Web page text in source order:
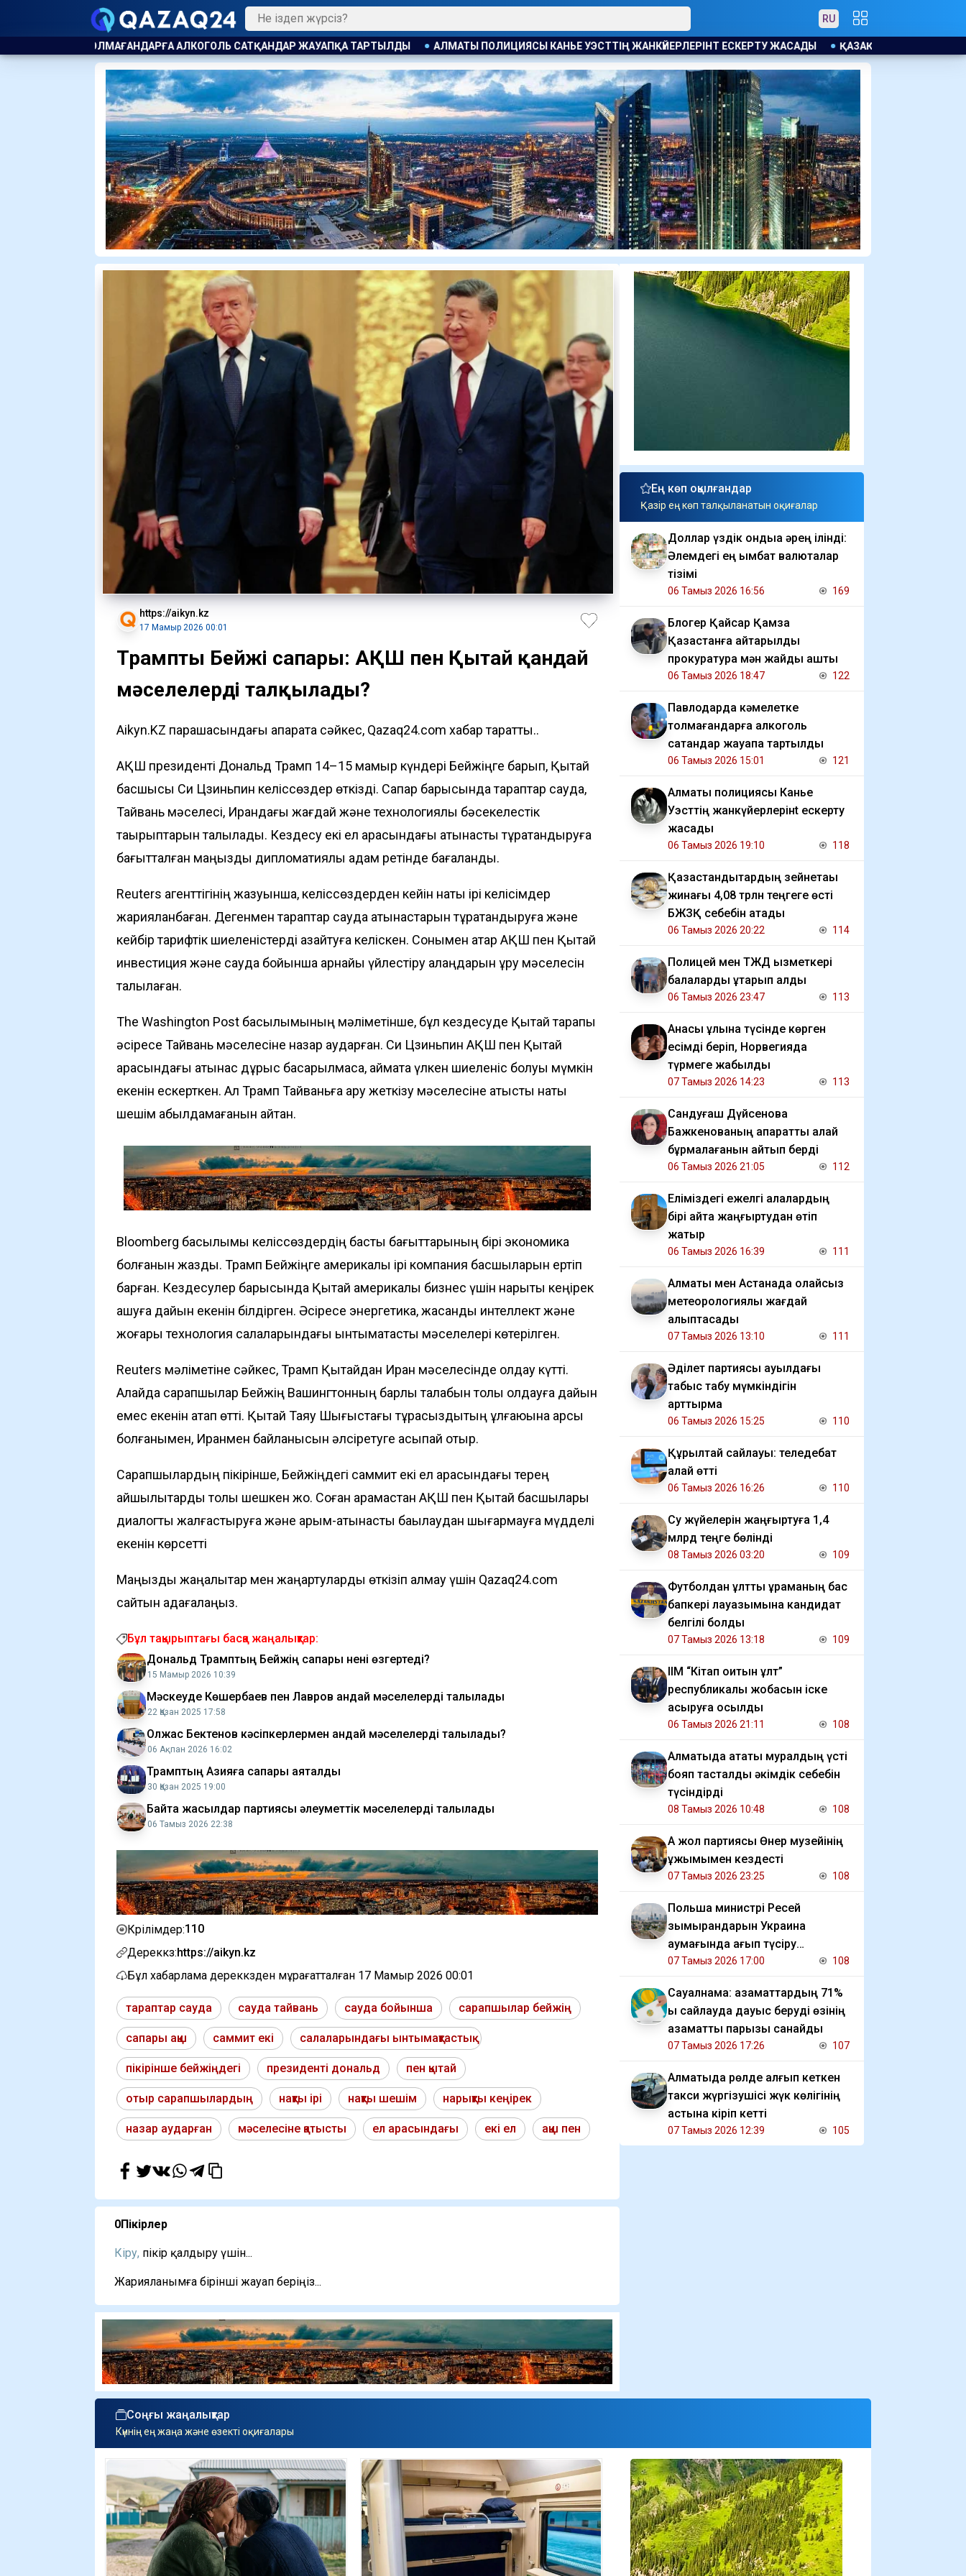
RU
САТҚАНДАР ЖАУАПҚА ТАРТЫЛДЫ АЛМАТЫ ПОЛИЦИЯСЫ КАНЬЕ УЭСТТІҢ ЖАНКҮЙЕРЛЕРІНT ЕСКЕРТУ ЖАСАДЫ ҚАЗАҚСТАНДЫҚТАРДЫҢ ЗЕЙНЕТАҚЫ ЖИНАҒЫ 4,08 ТРЛН
https://aikyn.kz
17 Мамыр 2026 00:01
Трамптың Бейжің сапары: АҚШ пен Қытай қандай
мәселелерді талқылады?
Aikyn.KZ парақшасындағы ақпаратқа сәйкес, Qazaq24.com хабар таратты..
АҚШ президенті Дональд Трамп 14–15 мамыр күндері Бейжіңге барып, Қытай
басшысы Си Цзиньпин келіссөздер өткізді. Сапар барысында тараптар сауда,
Тайвань мәселесі, Ирандағы жағдай және технологиялық бәсекелестік
тақырыптарын талқылады. Кездесу екі ел арасындағы қатынасты тұрақтандыруға
бағытталған маңызды дипломатиялық қадам ретінде бағаланды.
Reuters агенттігінің жазуынша, келіссөздерден кейін нақты ірі келісімдер
жарияланбаған. Дегенмен тараптар сауда қатынастарын тұрақтандыруға және
кейбір тарифтік шиеленістерді азайтуға келіскен. Сонымен қатар АҚШ пен Қытай
инвестиция және сауда бойынша арнайы үйлестіру алаңдарын құру мәселесін
талқылаған.
The Washington Post басылымының мәліметінше, бұл кездесуде Қытай тарапы
әсіресе Тайвань мәселесіне назар аударған. Си Цзиньпин АҚШ пен Қытай
арасындағы қатынас дұрыс басқарылмаса, аймақта үлкен шиеленіс болуы мүмкін
екенін ескерткен. Ал Трамп Тайваньға қару жеткізу мәселесіне қатысты нақты
шешім қабылдамағанын айтқан.
Bloomberg басылымы келіссөздердің басты бағыттарының бірі экономика
болғанын жазды. Трамп Бейжіңге америкалық ірі компания басшыларын ертіп
барған. Кездесулер барысында Қытай америкалық бизнес үшін нарықты кеңірек
ашуға дайын екенін білдірген. Әсіресе энергетика, жасанды интеллект және
жоғары технология салаларындағы ынтымақтастық мәселелері көтерілген.
Reuters мәліметіне сәйкес, Трамп Қытайдан Иран мәселесінде қолдау күтті.
Алайда сарапшылар Бейжің Вашингтонның барлық талабын толық қолдауға дайын
емес екенін атап өтті. Қытай Таяу Шығыстағы тұрақсыздықтың ұлғаюына қарсы
болғанымен, Иранмен байланысын әлсіретуге асықпай отыр.
Сарапшылардың пікірінше, Бейжіңдегі саммит екі ел арасындағы терең
қайшылықтарды толық шешкен жоқ. Соған қарамастан АҚШ пен Қытай басшылары
диалогты жалғастыруға және қарым-қатынасты бақылаудан шығармауға мүдделі
екенін көрсетті
Маңызды жаңалықтар мен жаңартуларды өткізіп алмау үшін Qazaq24.com
сайтын қадағалаңыз.
Бұл тақырыптағы басқа жаңалықтар:
Дональд Трамптың Бейжің ­сапары нені өзгертеді?
15 Мамыр 2026 10:39
Мәскеуде Көшербаев пен Лавров қандай мәселелерді талқылады
22 Қазан 2025 17:58
Олжас Бектенов кәсіпкерлермен қандай мәселелерді талқылады?
06 Ақпан 2026 16:02
Трамптың Азияға сапары аяқталды
30 Қазан 2025 19:00
Байтақ жасылдар партиясы әлеуметтік мәселелерді талқылады
06 Тамыз 2026 22:38
Көрілімдер:110
Дереккөз:https://aikyn.kz
Бұл хабарлама дереккөзден мұрағатталған 17 Мамыр 2026 00:01
тараптар сауда сауда тайвань сауда бойынша сарапшылар бейжің
сапары ақш саммит екі салаларындағы ынтымақтастық
пікірінше бейжіңдегі президенті дональд пен қытай
отыр сарапшылардың нақты ірі нақты шешім нарықты кеңірек
назар аударған мәселесіне қатысты ел арасындағы екі ел ақш пен
0Пікірлер
Кіру, пікір қалдыру үшін...
Жарияланымға бірінші жауап беріңіз...
Ең көп оқылғандар
Қазір ең көп талқыланатын оқиғалар
Доллар үздік ондыққа әрең ілінді:
Әлемдегі ең қымбат валюталар
тізімі
06 Тамыз 2026 16:56 169
Блогер Қайсар Қамза
Қазақстанға қайтарылды
прокуратура мән жайды ашты
06 Тамыз 2026 18:47 122
Павлодарда кәмелетке
толмағандарға алкоголь
сатқандар жауапқа тартылды
06 Тамыз 2026 15:01 121
Алматы полициясы Канье
Уэсттің жанкүйерлерінt ескерту
жасады
06 Тамыз 2026 19:10 118
Қазақстандықтардың зейнетақы
жинағы 4,08 трлн теңгеге өсті
БЖЗҚ себебін атады
06 Тамыз 2026 20:22 114
Полицей мен ТЖД қызметкері
балаларды құтқарып қалды
06 Тамыз 2026 23:47 113
Анасы ұлына түсінде көрген
есімді беріп, Норвегияда
түрмеге жабылды
07 Тамыз 2026 14:23 113
Сандуғаш Дүйсенова
Бажкенованың ақпаратты қалай
бұрмалағанын айтып берді
06 Тамыз 2026 21:05 112
Еліміздегі ежелгі қалалардың
бірі қайта жаңғыртудан өтіп
жатыр
06 Тамыз 2026 16:39 111
Алматы мен Астанада қолайсыз
метеорологиялық жағдай
қалыптасады
07 Тамыз 2026 13:10 111
Әділет партиясы ауылдағы
табыс табу мүмкіндігін
арттырмақ
06 Тамыз 2026 15:25 110
Құрылтай сайлауы: теледебат
қалай өтті
06 Тамыз 2026 16:26 110
Су жүйелерін жаңғыртуға 1,4
млрд теңге бөлінді
08 Тамыз 2026 03:20 109
Футболдан ұлттық құраманың бас
бапкері лауазымына кандидат
белгілі болды
07 Тамыз 2026 13:18 109
ІІМ “Кітап оқитын ұлт”
республикалық жобасын іске
асыруға қосылды
06 Тамыз 2026 21:11 108
Алматыда атақты муралдың үсті
бояп тасталды әкімдік себебін
түсіндірді
08 Тамыз 2026 10:48 108
Ақ жол партиясы Өнер музейінің
ұжымымен кездесті
07 Тамыз 2026 23:25 108
Польша министрі Ресей
зымырандарын Украина
аумағында қағып түсіру
мәселесін көтерді
07 Тамыз 2026 17:00 108
Сауалнама: азаматтардың 71%
ы сайлауда дауыс беруді өзінің
азаматтық парызы санайды
07 Тамыз 2026 17:26 107
Алматыда рөлде қалғып кеткен
такси жүргізушісі жүк көлігінің
астына кіріп кетті
07 Тамыз 2026 12:39 105
Соңғы жаңалықтар
Күннің ең жаңа және өзекті оқиғалары